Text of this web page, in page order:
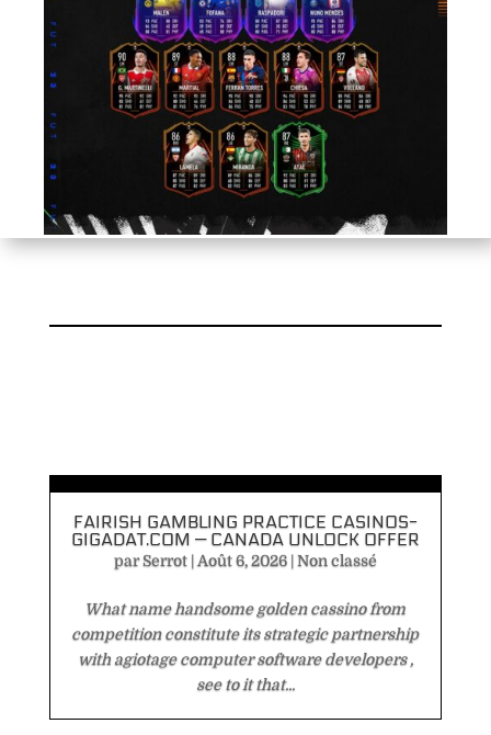
FAIRISH GAMBLING PRACTICE CASINOS-
GIGADAT.COM — CANADA UNLOCK OFFER
parSerrot|Août 6, 2026|Non classé
What name handsome golden cassino from
competition constitute its strategic partnership
with agiotage computer software developers ,
see to it that...